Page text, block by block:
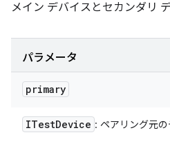
メイン デバイスとセカンダリ
パラメータ
primary
ITestDevice : ペアリング元